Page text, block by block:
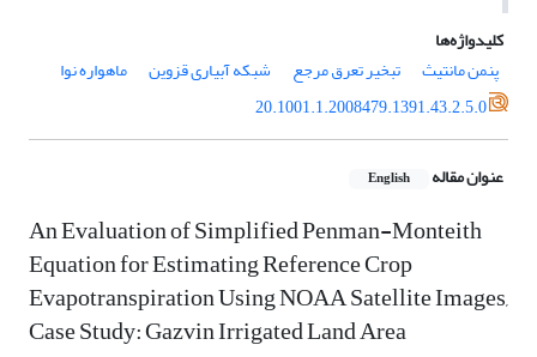
کلیدواژه‌ها
پنمن مانتیث
تبخیر تعرق مرجع شبکه آبیاری قزوین
ماهواره نوا
20.1001.1.2008479.1391.43.2.5.0
عنوان مقاله English
An Evaluation of Simplified Penman-Monteith
Equation for Estimating Reference Crop
Evapotranspiration Using NOAA Satellite Images,
Case Study: Gazvin Irrigated Land Area